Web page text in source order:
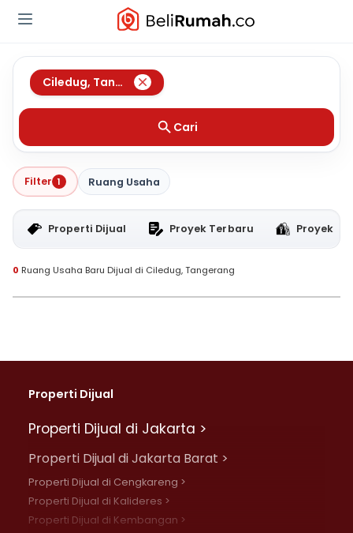
Ciledug, Tangerang
Cari
Filter 1 Ruang Usaha
Properti Dijual Proyek Terbaru Proyek
0 Ruang Usaha Baru Dijual di Ciledug, Tangerang
Properti Dijual
Properti Dijual di Jakarta >
Properti Dijual di Jakarta Barat >
Properti Dijual di Cengkareng >
Properti Dijual di Kalideres >
Properti Dijual di Kembangan >